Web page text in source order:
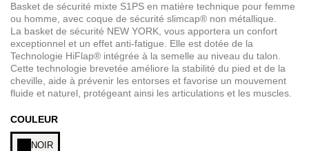
Basket de sécurité mixte S1PS en matière technique pour femme
ou homme, avec coque de sécurité slimcap® non métallique.
La basket de sécurité NEW YORK, vous apportera un confort
exceptionnel et un effet anti-fatigue. Elle est dotée de la
Technologie HiFlap® intégrée à la semelle au niveau du talon.
Cette technologie brevetée améliore la stabilité du pied et de la
cheville, aide à prévenir les entorses et favorise un mouvement
fluide et naturel, protégeant ainsi les articulations et les muscles.
COULEUR
NOIR